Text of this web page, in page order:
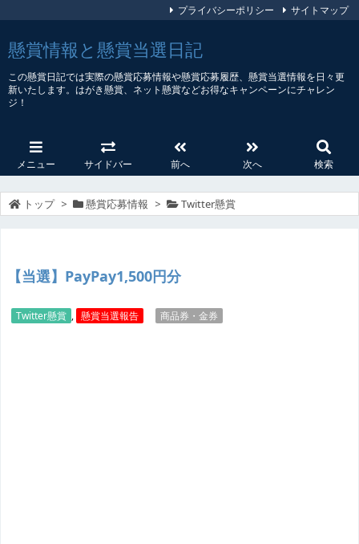
懸賞情報と懸賞当選日記
この懸賞日記では実際の懸賞応募情報や懸賞応募履歴、懸賞当選情報を日々更
新いたします。はがき懸賞、ネット懸賞などお得なキャンペーンにチャレン
ジ！
メニュー サイドバー 前へ 次へ 検索
プライバシーポリシー サイトマップ
トップ > 懸賞応募情報 > Twitter懸賞
【当選】PayPay1,500円分
Twitter懸賞 , 懸賞当選報告 商品券・金券